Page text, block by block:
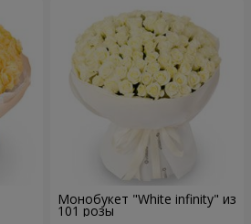
Монобукет "White infinity" из
101 розы